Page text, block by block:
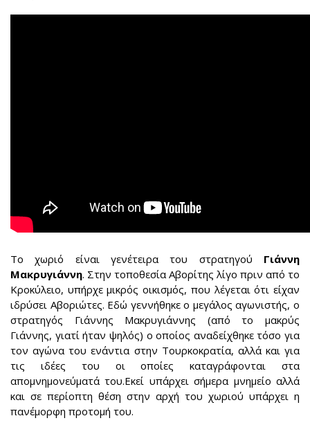
Το χωριό είναι γενέτειρα του στρατηγού Γιάννη
Μακρυγιάννη. Στην τοποθεσία Αβορίτης λίγο πριν από το
Κροκύλειο, υπήρχε μικρός οικισμός, που λέγεται ότι είχαν
ιδρύσει Αβοριώτες. Εδώ γεννήθηκε ο μεγάλος αγωνιστής, ο
στρατηγός Γιάννης Μακρυγιάννης (από το μακρύς
Γιάννης, γιατί ήταν ψηλός) ο οποίος αναδείχθηκε τόσο για
τον αγώνα του ενάντια στην Τουρκοκρατία, αλλά και για
τις ιδέες του οι οποίες καταγράφονται στα
απομνημονεύματά του.Εκεί υπάρχει σήμερα μνημείο αλλά
και σε περίοπτη θέση στην αρχή του χωριού υπάρχει η
πανέμορφη προτομή του.